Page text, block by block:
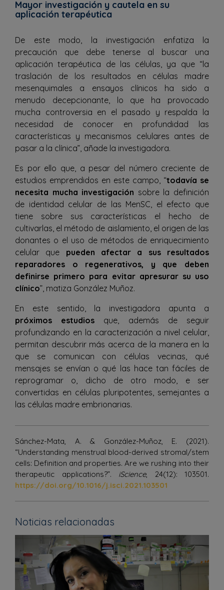
Mayor investigación y cautela en su
aplicación terapéutica
De este modo, la investigación enfatiza la
precaución que debe tenerse al buscar una
aplicación terapéutica de las células, ya que “la
traslación de los resultados en células madre
mesenquimales a ensayos clínicos ha sido a
menudo decepcionante, lo que ha provocado
mucha controversia en el pasado y respalda la
necesidad de conocer en profundidad las
características y mecanismos celulares antes de
pasar a la clínica”, añade la investigadora.
Es por ello que, a pesar del número creciente de
estudios emprendidos en este campo, “todavía se
necesita mucha investigación sobre la definición
de identidad celular de las MenSC, el efecto que
tiene sobre sus características el hecho de
cultivarlas, el método de aislamiento, el origen de las
donantes o el uso de métodos de enriquecimiento
celular que pueden afectar a sus resultados
reparadores o regenerativos, y que deben
definirse primero para evitar apresurar su uso
clínico”, matiza González Muñoz.
En este sentido, la investigadora apunta a
próximos estudios que, además de seguir
profundizando en la caracterización a nivel celular,
permitan descubrir más acerca de la manera en la
que se comunican con células vecinas, qué
mensajes se envían o qué las hace tan fáciles de
reprogramar o, dicho de otro modo, e ser
convertidas en células pluripotentes, semejantes a
las células madre embrionarias.
Sánchez-Mata, A. & González-Muñoz, E. (2021).
“Understanding menstrual blood-derived stromal/stem
cells: Definition and properties. Are we rushing into their
therapeutic applications?”. iScience, 24(12): 103501.
https://doi.org/10.1016/j.isci.2021.103501
Noticias relacionadas